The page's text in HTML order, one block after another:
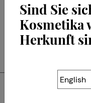
RETOUR
Sind Sie
Kosmetika
Herkunft